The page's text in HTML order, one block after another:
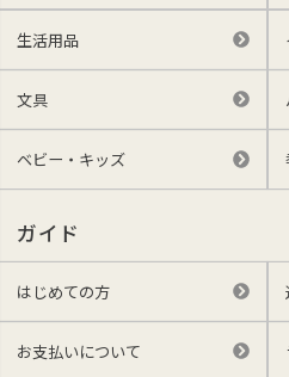
生活用品
文具
ベビー・キッズ
ガイド
はじめての方
お支払いについて